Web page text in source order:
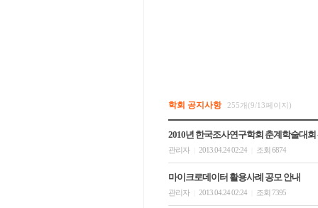
학회 공지사항 255개(9/13페이지)
2010년 한국조사연구학회 춘계학술대회
관리자 2013.04.24 02:24 조회 6874
마이크로데이터 활용사례 공모 안내
관리자 2013.04.24 02:24 조회 7395